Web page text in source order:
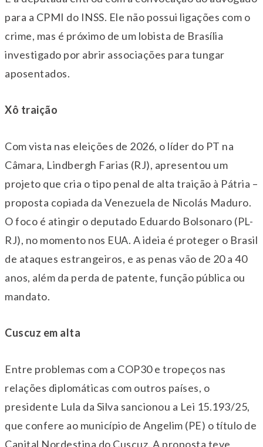
para a CPMI do INSS. Ele não possui ligações com o
crime, mas é próximo de um lobista de Brasília
investigado por abrir associações para tungar
aposentados.
Xô traição
Com vista nas eleições de 2026, o líder do PT na
Câmara, Lindbergh Farias (RJ), apresentou um
projeto que cria o tipo penal de alta traição à Pátria –
proposta copiada da Venezuela de Nicolás Maduro.
O foco é atingir o deputado Eduardo Bolsonaro (PL-
RJ), no momento nos EUA. A ideia é proteger o Brasil
de ataques estrangeiros, e as penas vão de 20 a 40
anos, além da perda de patente, função pública ou
mandato.
Cuscuz em alta
Entre problemas com a COP30 e tropeços nas
relações diplomáticas com outros países, o
presidente Lula da Silva sancionou a Lei 15.193/25,
que confere ao município de Angelim (PE) o título de
Capital Nordestina do Cuscuz. A proposta teve